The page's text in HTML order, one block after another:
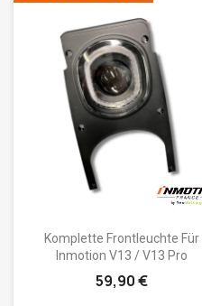
Vorschau
Komplette Frontleuchte Für
Inmotion V13 / V13 Pro
59,90 €